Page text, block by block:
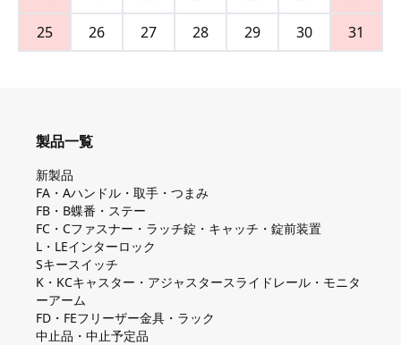
25
26 27 28 29 30 31
製品一覧
新製品
FA・Aハンドル・取手・つまみ
FB・B蝶番・ステー
FC・Cファスナー・ラッチ錠・キャッチ・錠前装置
L・LEインターロック
Sキースイッチ
K・KCキャスター・アジャスタースライドレール・モニタ
ーアーム
FD・FEフリーザー金具・ラック
中止品・中止予定品